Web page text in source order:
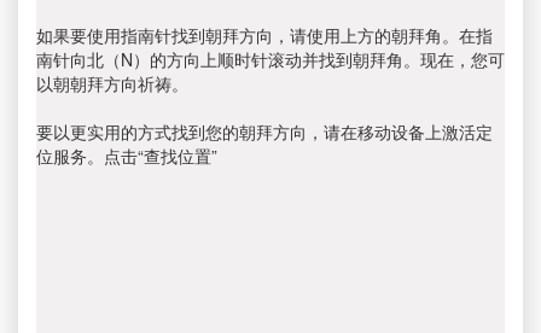
如果要使用指南针找到朝拜方向，请使用上方的朝拜角。在指
南针向北（N）的方向上顺时针滚动并找到朝拜角。现在，您可
以朝朝拜方向祈祷。
要以更实用的方式找到您的朝拜方向，请在移动设备上激活定
位服务。点击“查找位置”